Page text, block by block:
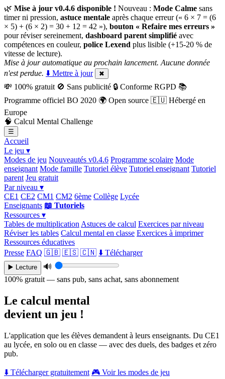
🌿 Mise à jour v0.4.6 disponible ! Nouveau : Mode Calme sans
timer ni pression, astuce mentale après chaque erreur (« 6 × 7 = (6
× 5) + (6 × 2) = 30 + 12 = 42 »), bouton « Refaire mes erreurs »
pour réviser sereinement, dashboard parent simplifié avec
compétences en couleur, police Lexend plus lisible (+15-20 % de
vitesse de lecture).
Mise à jour automatique au prochain lancement. Aucune donnée
n'est perdue. ⬇️ Mettre à jour ✖
💸 100% gratuit 🚫 Sans publicité 🔒 Conforme RGPD 📚
Programme officiel BO 2020 🌍 Open source 🇪🇺 Hébergé en
Europe
🧠 Calcul Mental Challenge
☰
Accueil
Le jeu ▾
Modes de jeu Nouveautés v0.4.6 Programme scolaire Mode
enseignant Mode famille Tutoriel élève Tutoriel enseignant Tutoriel
parent Jeu gratuit
Par niveau ▾
CE1 CE2 CM1 CM2 6ème Collège Lycée
Enseignants 📖 Tutoriels
Ressources ▾
Tables de multiplication Astuces de calcul Exercices par niveau
Réviser les tables Calcul mental en classe Exercices à imprimer
Ressources éducatives
Presse FAQ 🇬🇧 🇪🇸 🇨🇳 ⬇️ Télécharger
▶️ Lecture
🔊
100% gratuit — sans pub, sans achat, sans abonnement
Le calcul mental
devient un jeu !
L'application que les élèves demandent à leurs enseignants. Du CE1
au lycée, en solo ou en classe — avec des duels, des badges et zéro
pub.
⬇️ Télécharger gratuitement 🎮 Voir les modes de jeu